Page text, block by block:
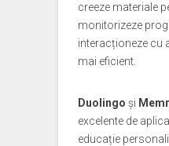
creeze materiale
monitorizeze
interacționeze cu
mai eficient.
Duolingo și
excelente de
educație